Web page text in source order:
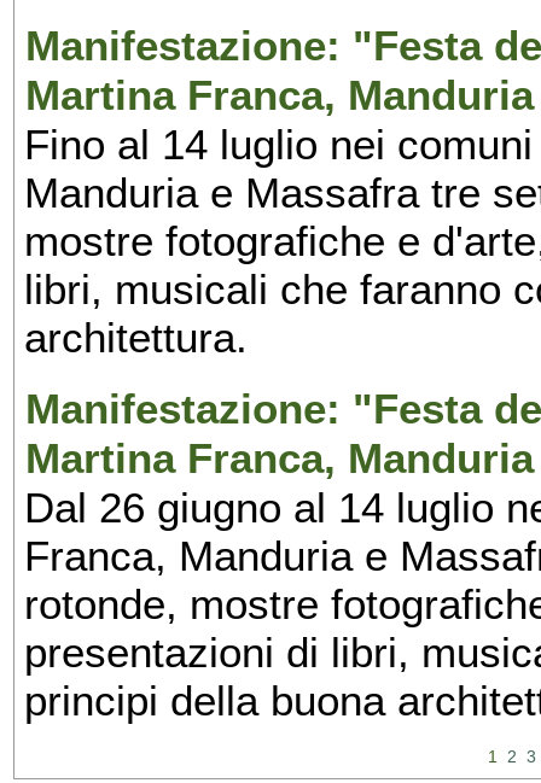
Manifestazione: "Festa
Martina Franca,
Fino al 14 luglio nei
Manduria e Massafra tre
mostre fotografiche e
libri, musicali che faranno
architettura.
Manifestazione: "Festa
Martina Franca,
Dal 26 giugno al 14 luglio
Franca, Manduria e
rotonde, mostre
presentazioni di libri,
principi della buona
1 2 3